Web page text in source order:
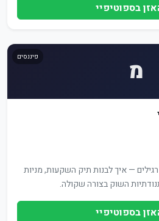
בספוטיפיי
מ פיננסים
— איך לבנות תיק השקעות, מניות
השוק בצורה שקולה.
בספוטיפיי